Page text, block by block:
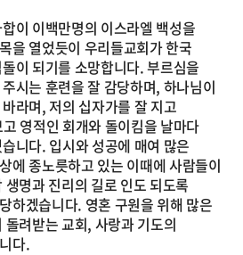
이 이백만명의 이스라엘 백성을
을 열었듯이 우리들교회가 한국
이 되기를 소망합니다. 부르심을
시는 훈련을 잘 감당하며, 하나님이
라며, 저의 십자가를 잘 지고
영적인 회개와 돌이킴을 날마다
니다. 입시와 성공에 매여 많은
에 종노릇하고 있는 이때에 사람들이
명과 진리의 길로 인도 되도록
하겠습니다. 영혼 구원을 위해 많은
려받는 교회, 사랑과 기도의
다.